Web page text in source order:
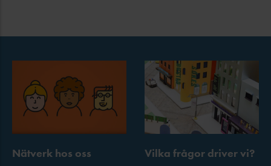
Nätverk hos oss
Vilka frågor driver vi?